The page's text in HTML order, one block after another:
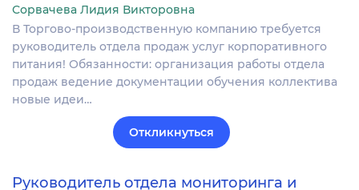
Сорвачева Лидия Викторовна
В Торгово-производственную компанию требуется
руководитель отдела продаж услуг корпоративного
питания! Обязанности: организация работы отдела
продаж ведение документации обучения коллектива
новые идеи…
Откликнуться
Руководитель отдела мониторинга и